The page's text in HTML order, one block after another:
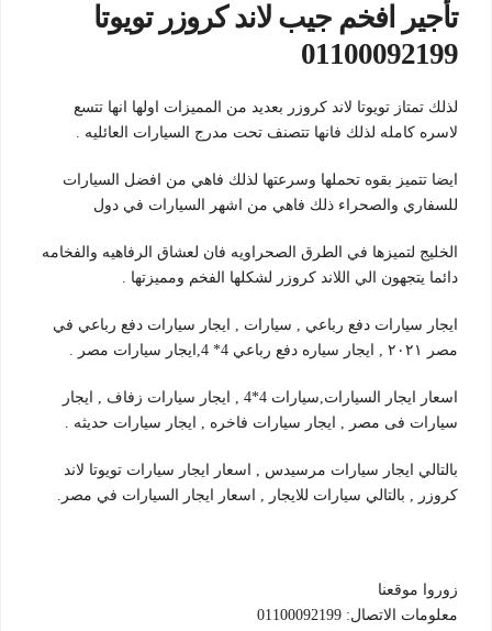
تأجير افخم جيب لاند كروزر تويوتا
01100092199
لذلك تمتاز تويوتا لاند كروزر بعديد من المميزات اولها انها تتسع
لاسره كامله لذلك فانها تتصنف تحت مدرج السيارات العائليه .
ايضا تتميز بقوه تحملها وسرعتها لذلك فاهي من افضل السيارات
للسفاري والصحراء ذلك فاهي من اشهر السيارات في دول
الخليج لتميزها في الطرق الصحراويه فان لعشاق الرفاهيه والفخامه
دائما يتجهون الي اللاند كروزر لشكلها الفخم ومميزتها .
ايجار سيارات دفع رباعي , سيارات , ايجار سيارات دفع رباعي في
مصر ٢٠٢١ , ايجار سياره دفع رباعي 4* 4,ايجار سيارات مصر .
اسعار ايجار السيارات,سيارات 4*4 , ايجار سيارات زفاف , ايجار
سيارات فى مصر , ايجار سيارات فاخره , ايجار سيارات حديثه .
بالتالي ايجار سيارات مرسيدس , اسعار ايجار سيارات تويوتا لاند
كروزر , بالتالي سيارات للايجار , اسعار ايجار السيارات في مصر.
زوروا موقعنا
معلومات الاتصال: 01100092199